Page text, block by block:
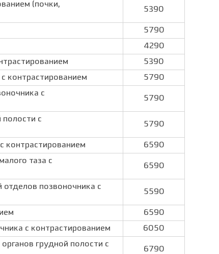
(почки,
5390
5790
4290
5390
контрастированием
5790
с
5790
с
5790
контрастированием
6590
таза с
6590
позвоночника с
5590
6590
с контрастированием
6050
грудной полости с
6790